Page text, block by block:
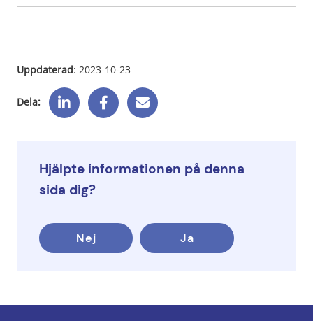
Uppdaterad: 2023-10-23
Dela:
Hjälpte informationen på denna
sida dig?
Nej Ja